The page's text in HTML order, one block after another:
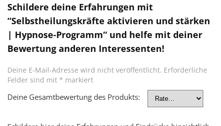
Schildere deine Erfahrungen mit
“Selbstheilungskräfte aktivieren und stärken
| Hypnose-Programm“ und helfe mit deiner
Bewertung anderen Interessenten!
Deine E-Mail-Adresse wird nicht veröffentlicht. Erforderliche
Felder sind mit * markiert
Deine Gesamtbewertung des Produkts: